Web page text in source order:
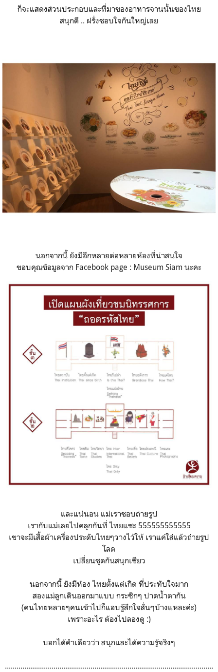
ก็จะแสดงส่วนประกอบและที่มาของอาหารจานนั้นของไทย
สนุกดี .. ฝรั่งชอบใจกันใหญ่เลย
นอกจากนี้ ยังมีอีกหลายต่อหลายห้องที่น่าสนใจ
ขอบคุณข้อมูลจาก Facebook page : Museum Siam นะคะ
และแน่นอน แม่เราชอบถ่ายรูป
เรากับแม่เลยไปคลุกกันที่ ไทยแชะ 555555555555
เขาจะมีเสื้อผ้าเครื่องประดับไทยๆวางไว้ให้ เราแค่ใส่แล้วถ่ายรูป
โลด
เปลี่ยนชุดกันสนุกเชียว
นอกจากนี้ ยังมีห้อง ไทยตั้งแต่เกิด ที่ประทับใจมาก
สองแม่ลูกเดินออกมาแบบ กระซิกๆ ปาดน้ำตากัน
(คนไทยหลายๆคนเข้าไปก็แอบรู้สึกใจสั่นๆบ้างแหละค่ะ)
เพราะอะไร ต้องไปลองดู :)
บอกได้คำเดียวว่า สนุกและได้ความรู้จริงๆ
...........................................................................................................